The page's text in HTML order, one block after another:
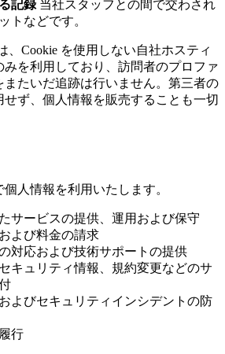
記録当社スタッフとの間で交わされ
トなどです。
、Cookie を使用しない自社ホスティ
みを利用しており、訪問者のプロファ
またいだ追跡は行いません。第三者の
ず、個人情報を販売することも一切
人情報を利用いたします。
サービスの提供、運用および保守
よび料金の請求
対応および技術サポートの提供
キュリティ情報、規約変更などのサ
よびセキュリティインシデントの防
行